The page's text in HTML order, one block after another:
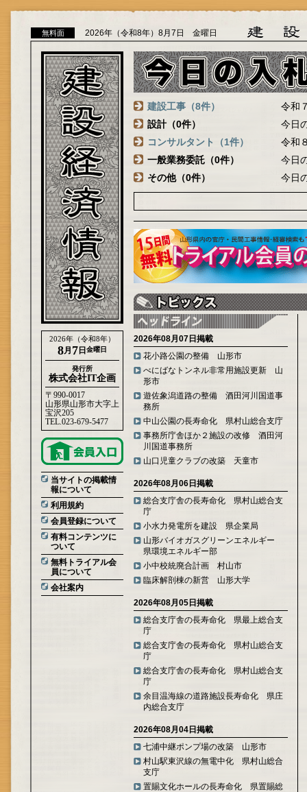
無料面 2026年（令和8年）8月7日 金曜日
2026年（令和8年）
8月 7日金曜日
発行所
株式会社IT企画
〒990-0017
山形県山形市大字上
宝沢205
TEL.023-679-5477
当サイトの掲載情
報について
利用規約
会員登録について
有料コンテンツに
ついて
無料トライアル会
員について
会社案内
建設工事（8件）
令和
設計（0件）
今日
コンサルタント（1件）
令和
一般業務委託（0件）
今日
その他（0件）
今日
2026年08月07日掲載
花小路公園の整備 山形市
べにばなトンネル非常用施設更新 山
形市
遊佐象潟道路の整備 酒田河川国道事
務所
中山公園の長寿命化 県村山総合支庁
事務所庁舎ほか２施設の改修 酒田河
川国道事務所
山口児童クラブの改築 天童市
2026年08月06日掲載
総合支庁舎の長寿命化 県村山総合支
庁
小水力発電所を建設 県企業局
山形バイオガスグリーンエネルギー
県環境エネルギー部
小中校統廃合計画 村山市
臨床解剖棟の新営 山形大学
2026年08月05日掲載
総合支庁舎の長寿命化 県最上総合支
庁
総合支庁舎の長寿命化 県村山総合支
庁
総合支庁舎の長寿命化 県村山総合支
庁
余目温海線の道路施設長寿命化 県庄
内総合支庁
2026年08月04日掲載
七浦中継ポンプ場の改築 山形市
村山駅東沢線の無電中化 県村山総合
支庁
置賜文化ホールの長寿命化 県置賜総